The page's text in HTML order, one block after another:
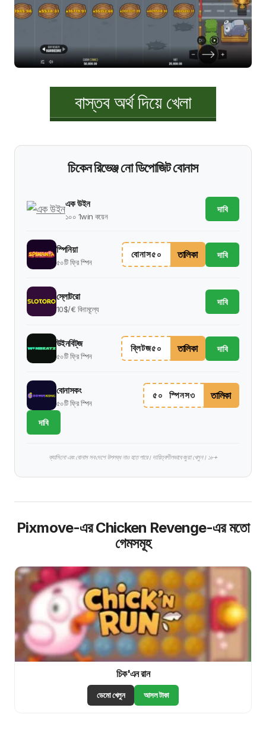
বাস্তব অর্থ দিয়ে খেলা
চিকেন রিভেঞ্জ নো ডিপোজিট বোনাস
এক উইন
১০০ 1win কয়েন
দাবি
স্পিনিয়া
৫০টি ফ্রি স্পিন
বোনাস৫০ তালিকা দাবি
স্লোটরো
10$/€ বিনামূল্যে
দাবি
উইনবিট্‌জ
৫০টি ফ্রি স্পিন
ব্লিটজ৫০ তালিকা দাবি
বোনাসকং
৫০টি ফ্রি স্পিন
৫০ স্পিনস৩ তালিকা
দাবি
ক্যাসিনো এবং বোনাস সব দেশে উপলব্ধ নাও হতে পারে। দায়িত্বশীলভাবে জুয়া খেলুন। ১৮+
Pixmove-এর Chicken Revenge-এর মতো
গেমসমূহ
চিক'এন রান
ডেমো খেলুন আসল টাকা